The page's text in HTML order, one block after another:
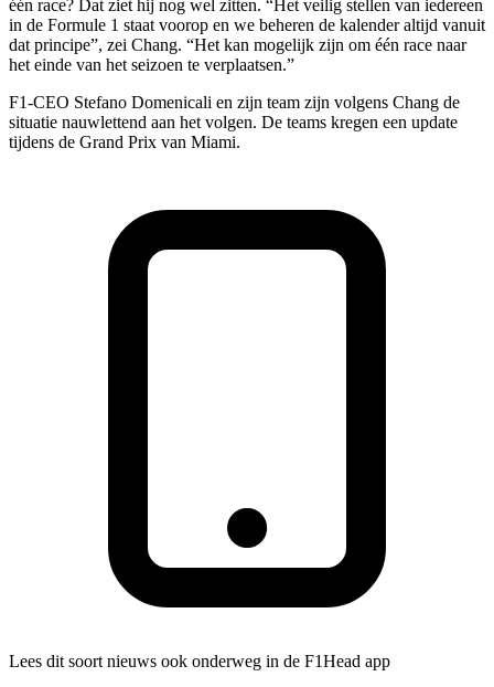
één race? Dat ziet hij nog wel zitten. “Het veilig stellen van iedereen
in de Formule 1 staat voorop en we beheren de kalender altijd vanuit
dat principe”, zei Chang. “Het kan mogelijk zijn om één race naar
het einde van het seizoen te verplaatsen.”
F1-CEO Stefano Domenicali en zijn team zijn volgens Chang de
situatie nauwlettend aan het volgen. De teams kregen een update
tijdens de Grand Prix van Miami.
Lees dit soort nieuws ook onderweg in de F1Head app